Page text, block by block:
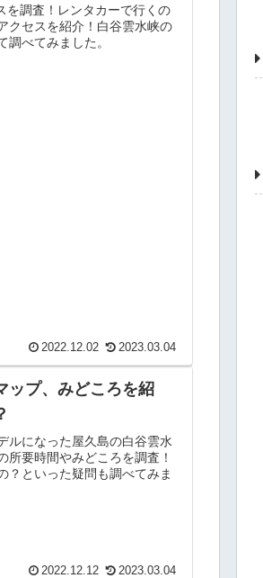
を調査！レンタカーで行くの
クセスを紹介！白谷雲水峡の
べてみました。
2022.12.02 2023.03.04
ップ、みどころを紹
ルになった屋久島の白谷雲水
所要時間やみどころを調査！
？といった疑問も調べてみま
2022.12.12 2023.03.04